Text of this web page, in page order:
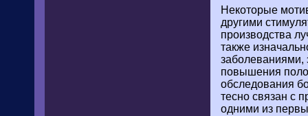
Некоторые
другими
производства
также
заболеваниями,
повышения
обследования
тесно связан с
одними из